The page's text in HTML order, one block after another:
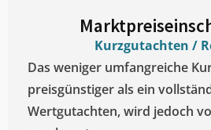
Kurzgutachten /
Das weniger umfangreiche
preisgünstiger als ein
Wertgutachten, wird jedoch